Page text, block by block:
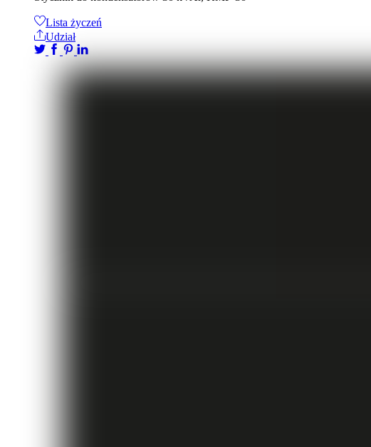
Lista życzeń
Udział